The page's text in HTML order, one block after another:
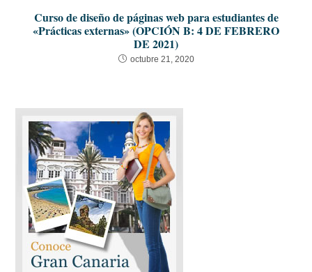
Curso de diseño de páginas web para estudiantes de
«Prácticas externas» (OPCIÓN B: 4 DE FEBRERO
DE 2021)
octubre 21, 2020